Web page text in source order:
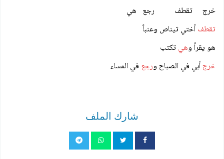
خرج تقطف رجع هي
تقطفأختي تيناص وعنباً
هو يقرأ وهيتكتب
خرجأبي في الصباح ورجعفي المساء
شارك الملف